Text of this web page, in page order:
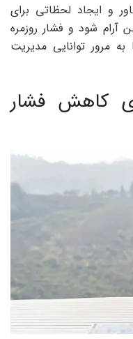
و ایجاد لحظاتی برای
شود و فشار روزمره
مرور توانایی مدیریت
کاهش فشار